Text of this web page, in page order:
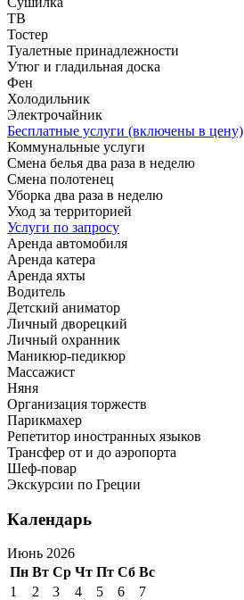
ТВ
Тостер
Туалетные принадлежности
Утюг и гладильная доска
Фен
Холодильник
Электрочайник
Бесплатные услуги (включены в цену)
Коммунальные услуги
Смена белья два раза в неделю
Смена полотенец
Уборка два раза в неделю
Уход за территорией
Услуги по запросу
Аренда автомобиля
Аренда катера
Аренда яхты
Водитель
Детский аниматор
Личный дворецкий
Личный охранник
Маникюр-педикюр
Массажист
Няня
Организация торжеств
Парикмахер
Репетитор иностранных языков
Трансфер от и до аэропорта
Шеф-повар
Экскурсии по Греции
Календарь
Июнь 2026
Пн Вт Ср Чт Пт Сб Вс
1
2 3 4 5 6 7